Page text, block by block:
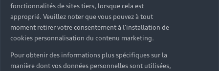
fonctionnalités de sites tiers, lorsque cela est
approprié. Veuillez noter que vous pouvez à tout
moment retirer votre consentement à l'installation de
cookies personnalisation du contenu marketing.
Pour obtenir des informations plus spécifiques sur la
manière dont vos données personnelles sont utilisées,